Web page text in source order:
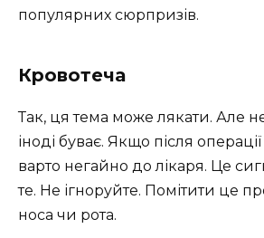
популярних сюрпризів.
Кровотеча
Так, ця тема може лякати. Але
іноді буває. Якщо після
варто негайно до лікаря. Це
те. Не ігноруйте. Помітити це
носа чи рота.